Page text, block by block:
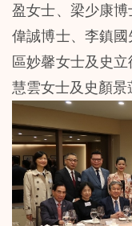
盈女士、梁少康
偉誠博士、李鎮國
區妙馨女士及史
慧雲女士及史顏景